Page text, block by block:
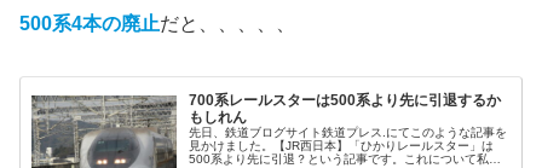
500系4本の廃止だと、、、、、
700系レールスターは500系より先に引退するか
もしれん
先日、鉄道ブログサイト鉄道プレス.にてこのような記事を
見かけました。【JR西日本】「ひかりレールスター」は
500系より先に引退？という記事です。これについて私は